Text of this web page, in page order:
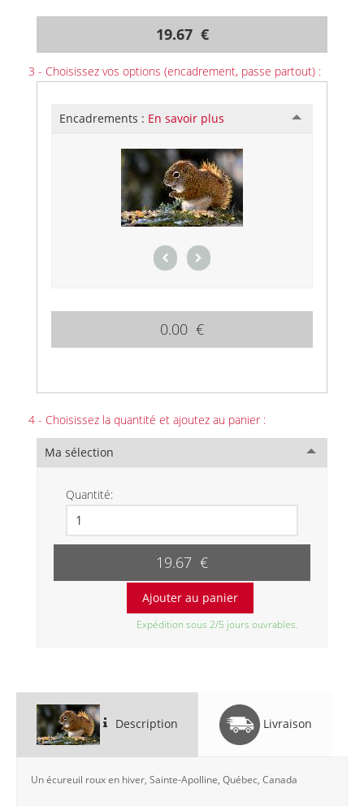
19.67 €
3 - Choisissez vos options (encadrement, passe partout) :
Encadrements : En savoir plus
0.00 €
4 - Choisissez la quantité et ajoutez au panier :
Ma sélection
Quantité:
19.67 €
Expédition sous 2/5 jours ouvrables.
Description Livraison
Un écureuil roux en hiver, Sainte-Apolline, Québec, Canada